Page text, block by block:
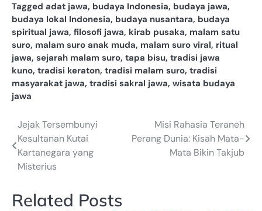
Tagged adat jawa, budaya Indonesia, budaya jawa,
budaya lokal Indonesia, budaya nusantara, budaya
spiritual jawa, filosofi jawa, kirab pusaka, malam satu
suro, malam suro anak muda, malam suro viral, ritual
jawa, sejarah malam suro, tapa bisu, tradisi jawa
kuno, tradisi keraton, tradisi malam suro, tradisi
masyarakat jawa, tradisi sakral jawa, wisata budaya
jawa
Post
navigation
Jejak Tersembunyi
Kesultanan Kutai
Kartanegara yang
Misterius
Misi Rahasia Teraneh
Perang Dunia: Kisah Mata-
Mata Bikin Takjub
Related Posts